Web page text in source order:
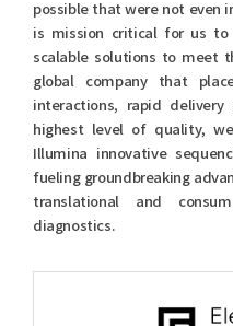
possible that were not even
is mission critical for us to
scalable solutions to meet
global company that
interactions, rapid
highest level of quality,
Illumina innovative
fueling groundbreaking
translational and
diagnostics.